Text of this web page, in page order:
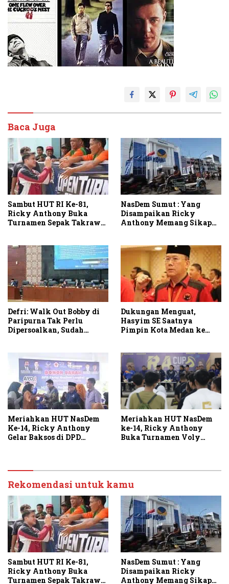
Baca Juga
Sambut HUT RI Ke-81,
Ricky Anthony Buka
Turnamen Sepak Takraw
NasDem Sumut : Yang
Disampaikan Ricky
Anthony Memang Sikap
Defri: Walk Out Bobby di
Paripurna Tak Perlu
Dipersoalkan, Sudah
Dukungan Menguat,
Hasyim SE Saatnya
Pimpin Kota Medan ke
Meriahkan HUT NasDem
Ke-14, Ricky Anthony
Gelar Baksos di DPD
Meriahkan HUT NasDem
ke-14, Ricky Anthony
Buka Turnamen Voly
Rekomendasi untuk kamu
Sambut HUT RI Ke-81,
Ricky Anthony Buka
Turnamen Sepak Takraw
NasDem Sumut : Yang
Disampaikan Ricky
Anthony Memang Sikap